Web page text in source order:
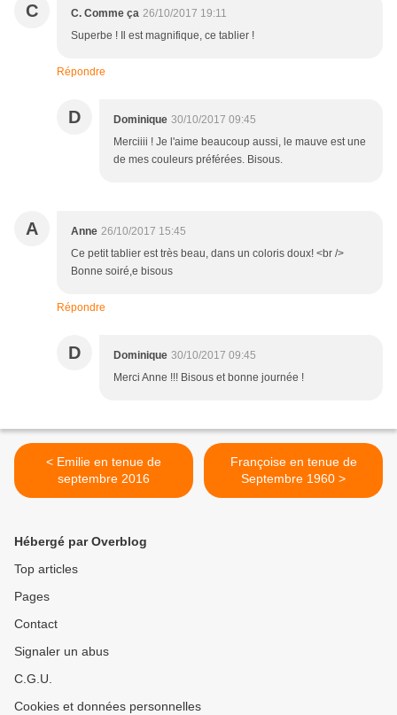
C C. Comme ça 26/10/2017 19:11
Superbe ! Il est magnifique, ce tablier !
Répondre
D Dominique 30/10/2017 09:45
Merciiii ! Je l'aime beaucoup aussi, le mauve est une
de mes couleurs préférées. Bisous.
A Anne 26/10/2017 15:45
Ce petit tablier est très beau, dans un coloris doux! <br />
Bonne soiré,e bisous
Répondre
D Dominique 30/10/2017 09:45
Merci Anne !!! Bisous et bonne journée !
< Emilie en tenue de
septembre 2016
Françoise en tenue de
Septembre 1960 >
Hébergé par Overblog
Top articles
Pages
Contact
Signaler un abus
C.G.U.
Cookies et données personnelles